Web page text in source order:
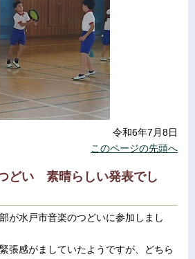
令和6年7月8日
このページの先頭へ
どい 素晴らしい発表でし
が水戸市音楽のつどいに参加しまし
張感がましていたようですが、どちら